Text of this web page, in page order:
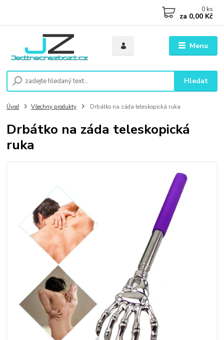
Menu
Hledat
0 ks
za 0,00 Kč
Úvod Všechny produkty Drbátko na záda teleskopická ruka
Drbátko na záda teleskopická
ruka